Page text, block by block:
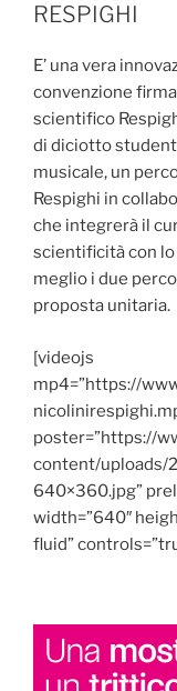
RESPIGHI
E’ una vera
convenzione
scientifico
di diciotto
musicale, un
Respighi in
che integrerà il
scientificità con lo
meglio i due
proposta unitaria.
[videojs
mp4=”https://
poster=”https://
content/uploads/
640×360.jpg”
width=”640″
fluid”